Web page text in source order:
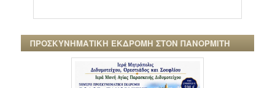
ΠΡΟΣΚΥΝΗΜΑΤΙΚΗ ΕΚΔΡΟΜΗ ΣΤΟΝ ΠΑΝΟΡΜΙΤΗ